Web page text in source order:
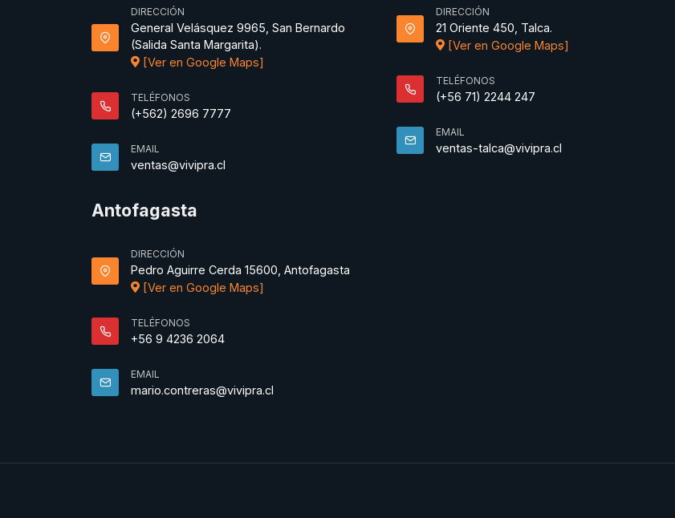
DIRECCIÓN
General Velásquez 9965, San Bernardo
(Salida Santa Margarita).
[Ver en Google Maps]
TELÉFONOS
(+562) 2696 7777
EMAIL
ventas@vivipra.cl
DIRECCIÓN
21 Oriente 450, Talca.
[Ver en Google Maps]
TELÉFONOS
(+56 71) 2244 247
EMAIL
ventas-talca@vivipra.cl
Antofagasta
DIRECCIÓN
Pedro Aguirre Cerda 15600, Antofagasta
[Ver en Google Maps]
TELÉFONOS
+56 9 4236 2064
EMAIL
mario.contreras@vivipra.cl